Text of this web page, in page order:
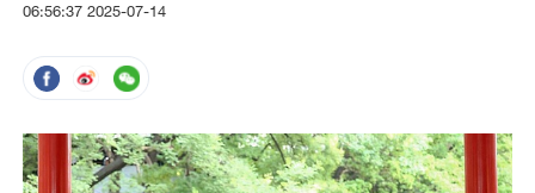
06:56:37 2025-07-14